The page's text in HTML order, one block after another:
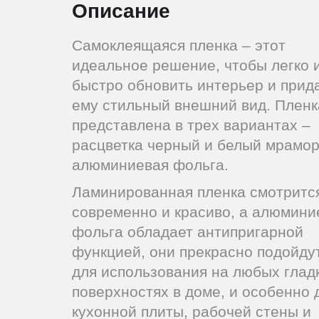
Описание
Самоклеящаяся пленка – этот
идеальное решение, чтобы легко
быстро обновить интерьер и
ему стильный внешний вид.
представлена в трех вариантах –
расцветка черный и белый
алюминиевая фольга.
Ламинированная пленка
современно и красиво, а
фольга обладает антипригарной
функцией, они прекрасно
для использования на любых
поверхностях в доме, и особенно
кухонной плиты, рабочей стены и